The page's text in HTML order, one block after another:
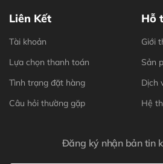
Liên Kết
Tài khoản
Lựa chọn thanh toán
Tình trạng đặt hàng
Câu hỏi thường gặp
Hỗ
Giới
Sản
Dịch
Hệ
Đăng ký nhận bản tin